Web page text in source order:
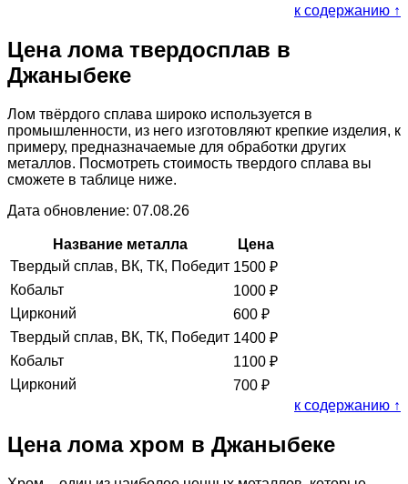
к содержанию ↑
Цена лома твердосплав в
Джаныбеке
Лом твёрдого сплава широко используется в
промышленности, из него изготовляют крепкие изделия, к
примеру, предназначаемые для обработки других
металлов. Посмотреть стоимость твердого сплава вы
сможете в таблице ниже.
Дата обновление: 07.08.26
Название металла
Цена
Твердый сплав, ВК, ТК, Победит 1500 ₽
Кобальт
1000 ₽
Цирконий
600 ₽
Твердый сплав, ВК, ТК, Победит 1400 ₽
Кобальт
1100 ₽
Цирконий
700 ₽
к содержанию ↑
Цена лома хром в Джаныбеке